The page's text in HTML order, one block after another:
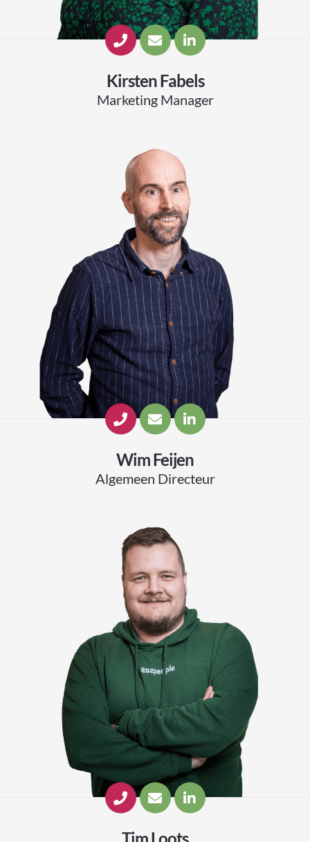
Kirsten Fabels
Marketing Manager
Wim Feijen
Algemeen Directeur